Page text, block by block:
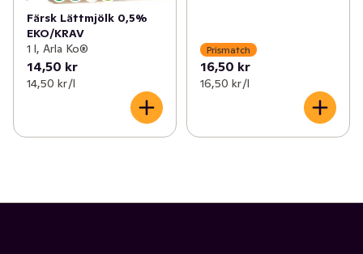
Färsk Lättmjölk 0,5%
EKO/KRAV
1 l, Arla Ko®
14,50 kr
14,50 kr /l
Prismatch
16,50 kr
16,50 kr /l